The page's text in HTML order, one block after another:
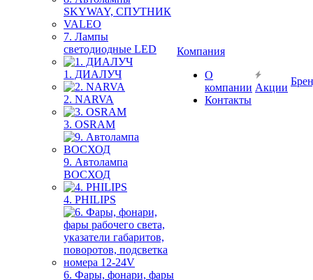
SKYWAY, СПУТНИК
VALEO
7. Лампы
светодиодные LED
1. ДИАЛУЧ
2. NARVA
3. OSRAM
9. Автолампа
ВОСХОД
4. PHILIPS
6. Фары, фонари, фары
Компания
О
компании
Контакты
Акции